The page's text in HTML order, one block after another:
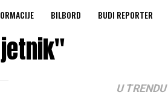
BILBORD BUDI REPORTER
U TRENDU